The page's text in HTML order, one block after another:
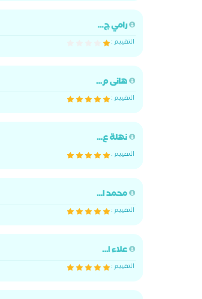
رامي ج...
التقييم :
هانى م...
التقييم :
نهلة ع...
التقييم :
محمد ا...
التقييم :
علاء ا...
التقييم :